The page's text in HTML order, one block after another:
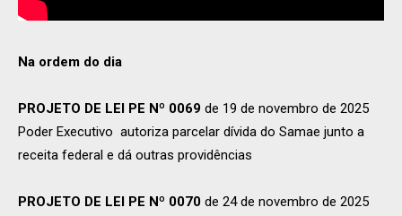
Na ordem do dia
PROJETO DE LEI PE Nº 0069 de 19 de novembro de 2025
Poder Executivo autoriza parcelar dívida do Samae junto a
receita federal e dá outras providências
PROJETO DE LEI PE Nº 0070 de 24 de novembro de 2025